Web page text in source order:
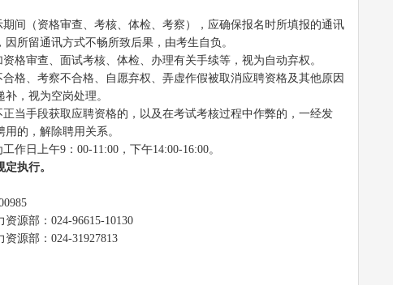
间（资格审查、考核、体检、考察），应确保报名时所填报的通讯
所留通讯方式不畅所致后果，由考生自负。
格审查、面试考核、体检、办理有关手续等，视为自动弃权。
格、考察不合格、自愿弃权、弄虚作假被取消应聘资格及其他原因
，视为空岗处理。
当手段获取应聘资格的，以及在考试考核过程中作弊的，一经发
的，解除聘用关系。
作日上午9：00-11:00，下午14:00-16:00。
执行。
源部：024-96615-10130
源部：024-31927813